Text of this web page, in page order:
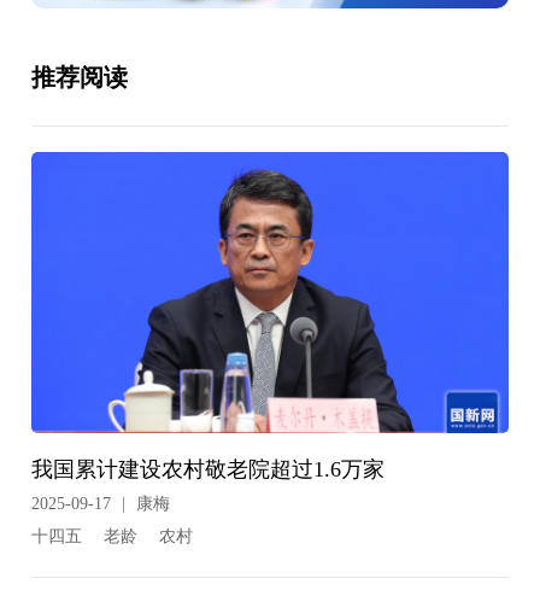
推荐阅读
我国累计建设农村敬老院超过1.6万家
2025-09-17
康梅
十四五
老龄 农村